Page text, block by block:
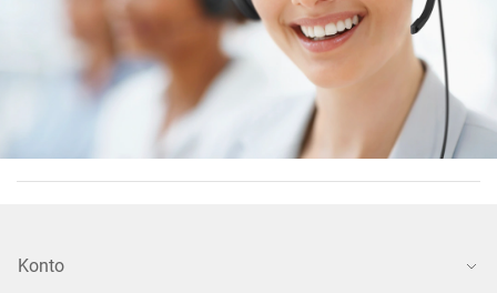
Konto